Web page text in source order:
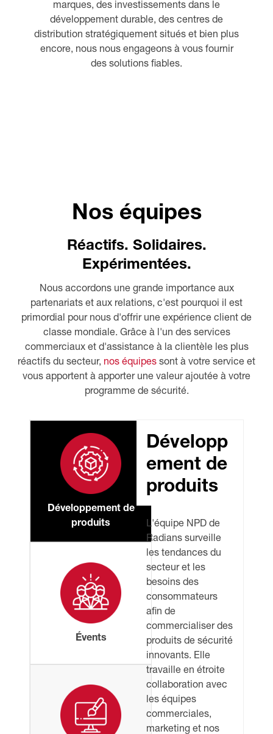
marques, des investissements dans le
développement durable, des centres de
distribution stratégiquement situés et bien plus
encore, nous nous engageons à vous fournir
des solutions fiables.
Nos équipes
Réactifs. Solidaires.
Expérimentées.
Nous accordons une grande importance aux
partenariats et aux relations, c'est pourquoi il est
primordial pour nous d'offrir une expérience client de
classe mondiale. Grâce à l'un des services
commerciaux et d'assistance à la clientèle les plus
réactifs du secteur, nos équipes sont à votre service et
vous apportent à apporter une valeur ajoutée à votre
programme de sécurité.
Développement de
produits
Évents
Développ
ement de
produits
L'équipe NPD de
Radians surveille
les tendances du
secteur et les
besoins des
consommateurs
afin de
commercialiser des
produits de sécurité
innovants. Elle
travaille en étroite
collaboration avec
les équipes
commerciales,
marketing et nos